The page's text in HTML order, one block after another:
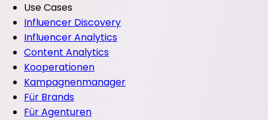
Use Cases
Influencer Discovery
Influencer Analytics
Content Analytics
Kooperationen
Kampagnenmanager
Für Brands
Für Agenturen